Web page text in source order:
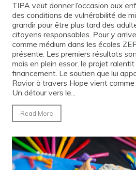
TIPA veut donner l’occasion aux
des conditions de vulnérabilité de
grandir pour être plus tard des
citoyens responsables. Pour y
comme médium dans les écoles
présente. Les premiers résultats
mais en plein essor, le projet
financement. Le soutien que lui
Ravior à travers Hope vient comme
Un détour vers le...
Read More